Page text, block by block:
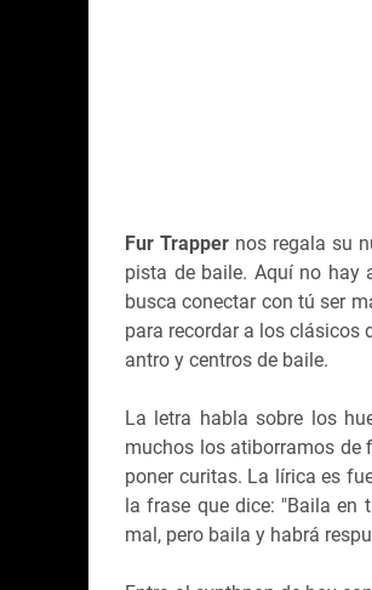
Fur Trapper nos regala su
pista de baile. Aquí no hay
busca conectar con tú ser
para recordar a los clásicos
antro y centros de baile.
La letra habla sobre los
muchos los atiborramos de
poner curitas. La lírica es
la frase que dice: "Baila en
mal, pero baila y habrá